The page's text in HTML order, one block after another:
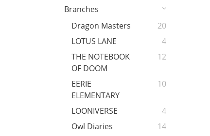
Branches
Dragon Masters
20
LOTUS LANE
4
THE NOTEBOOK
OF DOOM
12
EERIE
ELEMENTARY
10
LOONIVERSE
4
Owl Diaries
14